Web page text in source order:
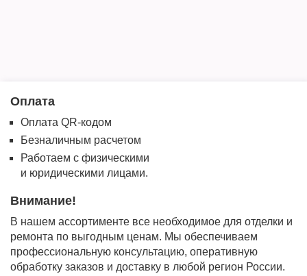
Оплата
Оплата QR-кодом
Безналичным расчетом
Работаем с физическими
и юридическими лицами.
Внимание!
В нашем ассортименте все необходимое для отделки и
ремонта по выгодным ценам. Мы обеспечиваем
профессиональную консультацию, оперативную
обработку заказов и доставку в любой регион России.